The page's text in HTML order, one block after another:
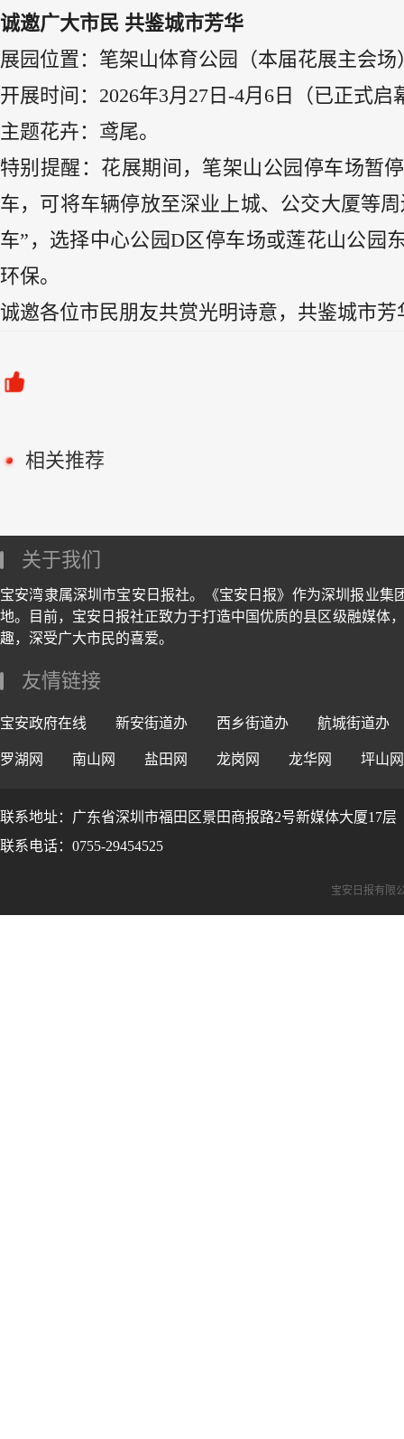
诚邀广大市民 共鉴城市芳华
展园位置：笔架山体育公园（本届花展主会场
开展时间：2026年3月27日-4月6日（已正式启
主题花卉：鸢尾。
特别提醒：花展期间，笔架山公园停车场暂
车，可将车辆停放至深业上城、公交大厦等
车”，选择中心公园D区停车场或莲花山公园
环保。
诚邀各位市民朋友共赏光明诗意，共鉴城市芳
相关推荐
关于我们
宝安湾隶属深圳市宝安日报社。《宝安日报》作为深圳报业
地。目前，宝安日报社正致力于打造中国优质的县区级融媒体
趣，深受广大市民的喜爱。
友情链接
宝安政府在线 新安街道办 西乡街道办 航城街道办
罗湖网 南山网 盐田网 龙岗网 龙华网 坪山网
联系地址：广东省深圳市福田区景田商报路2号新媒体大厦17层
联系电话：0755-29454525
宝安日报有限